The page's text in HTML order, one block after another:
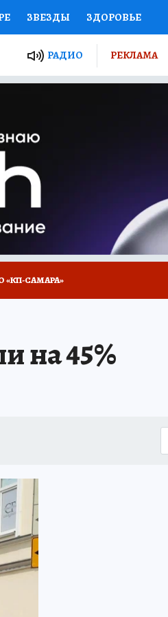
ЗВЕЗДЫ ЗДОРОВЬЕ
ПРОЕКТЫ РОССИИ
ПУТЕВОДИТЕЛЬ
РАДИО РЕКЛАМА
«КП-САМАРА»
ДЕНЬ ПОБЕДЫ В САМАРЕ 2025
на 45%